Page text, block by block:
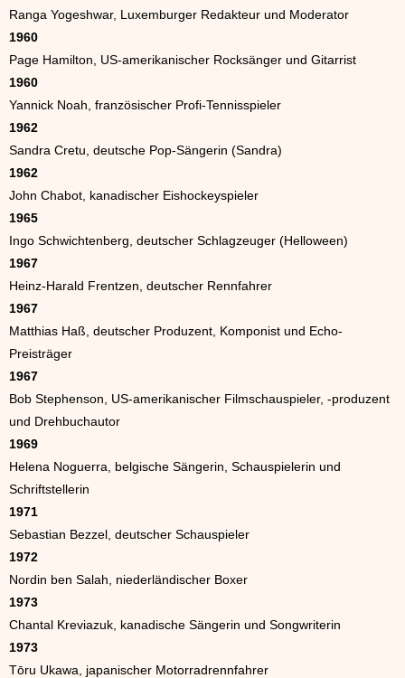
Ranga Yogeshwar, Luxemburger Redakteur und Moderator
1960
Page Hamilton, US-amerikanischer Rocksänger und Gitarrist
1960
Yannick Noah, französischer Profi-Tennisspieler
1962
Sandra Cretu, deutsche Pop-Sängerin (Sandra)
1962
John Chabot, kanadischer Eishockeyspieler
1965
Ingo Schwichtenberg, deutscher Schlagzeuger (Helloween)
1967
Heinz-Harald Frentzen, deutscher Rennfahrer
1967
Matthias Haß, deutscher Produzent, Komponist und Echo-
Preisträger
1967
Bob Stephenson, US-amerikanischer Filmschauspieler, -produzent
und Drehbuchautor
1969
Helena Noguerra, belgische Sängerin, Schauspielerin und
Schriftstellerin
1971
Sebastian Bezzel, deutscher Schauspieler
1972
Nordin ben Salah, niederländischer Boxer
1973
Chantal Kreviazuk, kanadische Sängerin und Songwriterin
1973
Tōru Ukawa, japanischer Motorradrennfahrer